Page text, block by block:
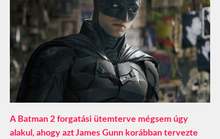
A Batman 2 forgatási ütemterve mégsem úgy
alakul, ahogy azt James Gunn korábban tervezte